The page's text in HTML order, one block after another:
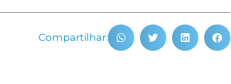
Compartilhar: